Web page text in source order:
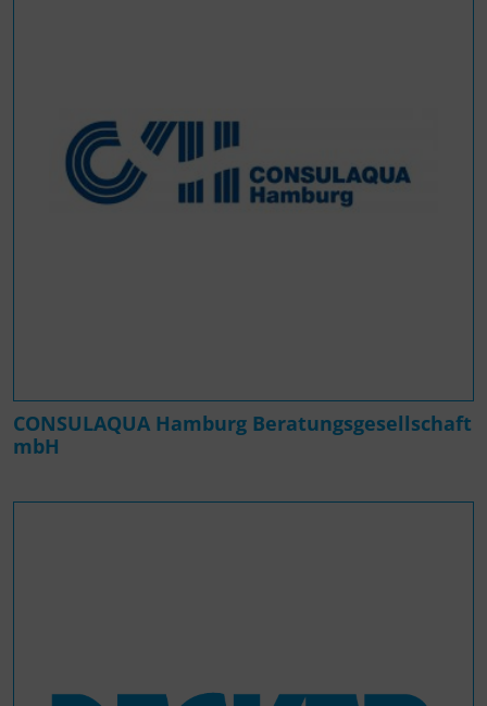
CONSULAQUA Hamburg Beratungsgesellschaft
mbH